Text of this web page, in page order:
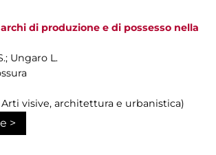
di produzione e di possesso nella
Ungaro L.
visive, architettura e urbanistica)
>